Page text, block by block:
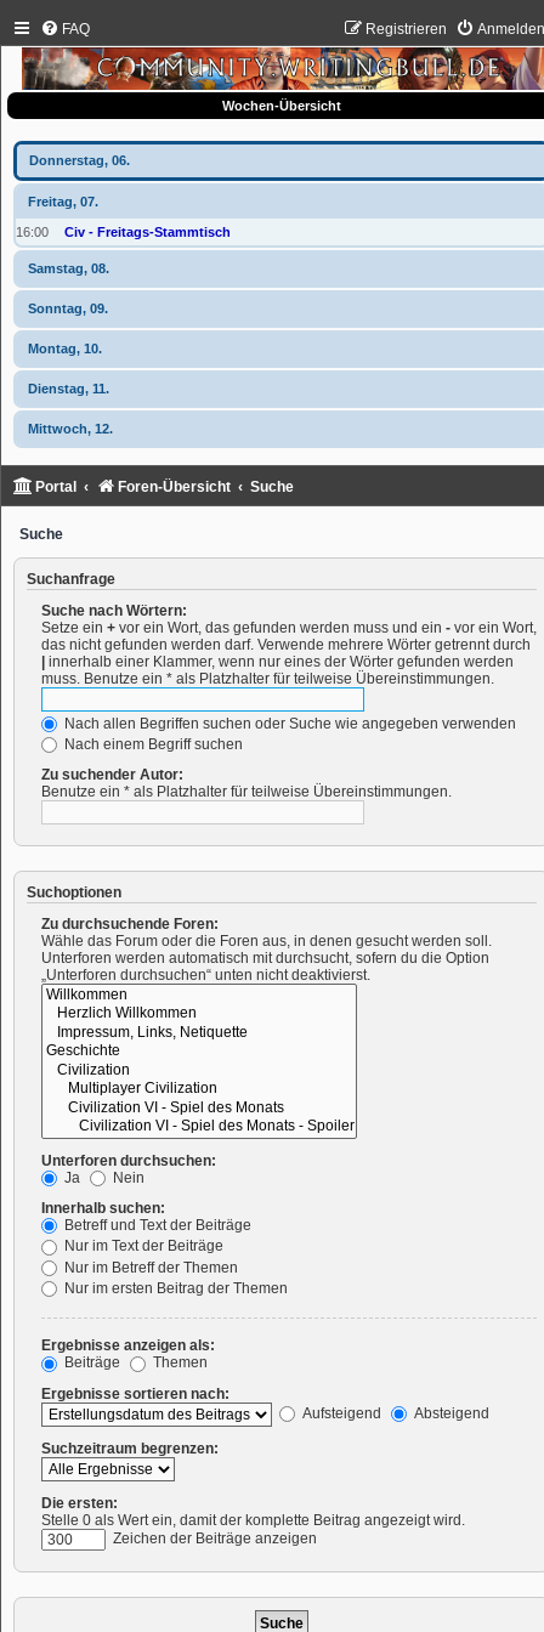
FAQ Registrieren
Wochen-Übersicht
Donnerstag, 06.
Freitag, 07.
16:00 Civ - Freitags-Stammtisch
Samstag, 08.
Sonntag, 09.
Montag, 10.
Dienstag, 11.
Mittwoch, 12.
Portal Foren-Übersicht Suche
Suche
Suchanfrage
Suche nach Wörtern:
Setze ein + vor ein Wort, das gefunden werden muss und ein - vor ein Wort,
das nicht gefunden werden darf. Verwende mehrere Wörter getrennt durch
| innerhalb einer Klammer, wenn nur eines der Wörter gefunden werden
muss. Benutze ein * als Platzhalter für teilweise Übereinstimmungen.
Nach allen Begriffen suchen oder Suche wie angegeben verwenden
Nach einem Begriff suchen
Zu suchender Autor:
Benutze ein * als Platzhalter für teilweise Übereinstimmungen.
Suchoptionen
Zu durchsuchende Foren:
Wähle das Forum oder die Foren aus, in denen gesucht werden soll.
Unterforen werden automatisch mit durchsucht, sofern du die Option
„Unterforen durchsuchen“ unten nicht deaktivierst.
Unterforen durchsuchen:
Ja
Nein
Innerhalb suchen:
Betreff und Text der Beiträge
Nur im Text der Beiträge
Nur im Betreff der Themen
Nur im ersten Beitrag der Themen
Ergebnisse anzeigen als:
Beiträge
Themen
Ergebnisse sortieren nach:
Aufsteigend
Absteigend
Suchzeitraum begrenzen:
Die ersten:
Stelle 0 als Wert ein, damit der komplette Beitrag angezeigt wird.
Zeichen der Beiträge anzeigen